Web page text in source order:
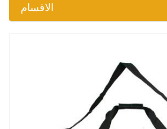
الاقسام